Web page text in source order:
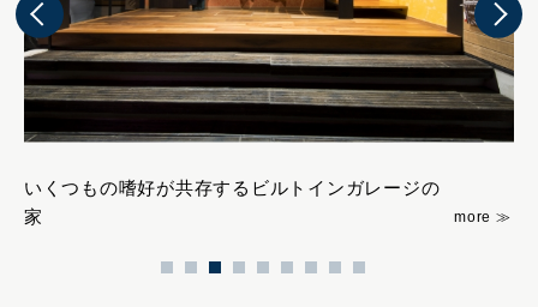
いくつもの嗜好が共存するビルトインガレージの
家